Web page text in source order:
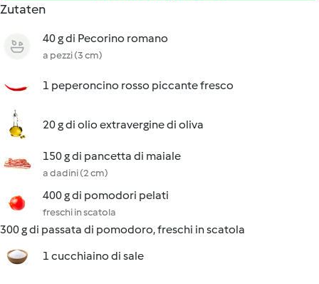
Zutaten
40 g di Pecorino romano
a pezzi (3 cm)
1 peperoncino rosso piccante fresco
20 g di olio extravergine di oliva
150 g di pancetta di maiale
a dadini (2 cm)
400 g di pomodori pelati
freschi in scatola
300 g di passata di pomodoro, freschi in scatola
1 cucchiaino di sale